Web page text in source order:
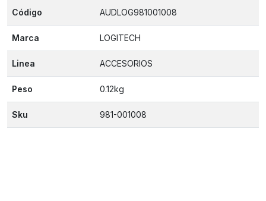
Código AUDLOG981001008
Marca LOGITECH
Linea ACCESORIOS
Peso 0.12kg
Sku 981-001008